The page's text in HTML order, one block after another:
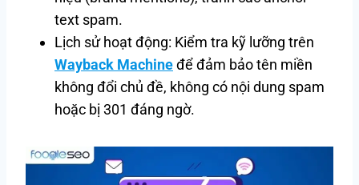
text spam.
Lịch sử hoạt động: Kiểm tra kỹ lưỡng trên
Wayback Machineđể đảm bảo tên miền
không đổi chủ đề, không có nội dung spam
hoặc bị 301 đáng ngờ.